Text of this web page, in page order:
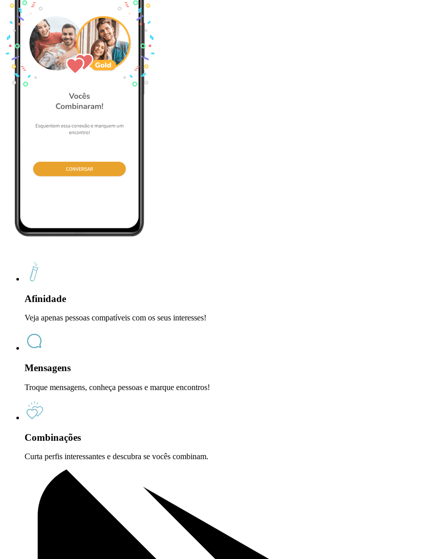
Afinidade
Veja apenas pessoas compatíveis com os seus interesses!
Mensagens
Troque mensagens, conheça pessoas e marque encontros!
Combinações
Curta perfis interessantes e descubra se vocês combinam.